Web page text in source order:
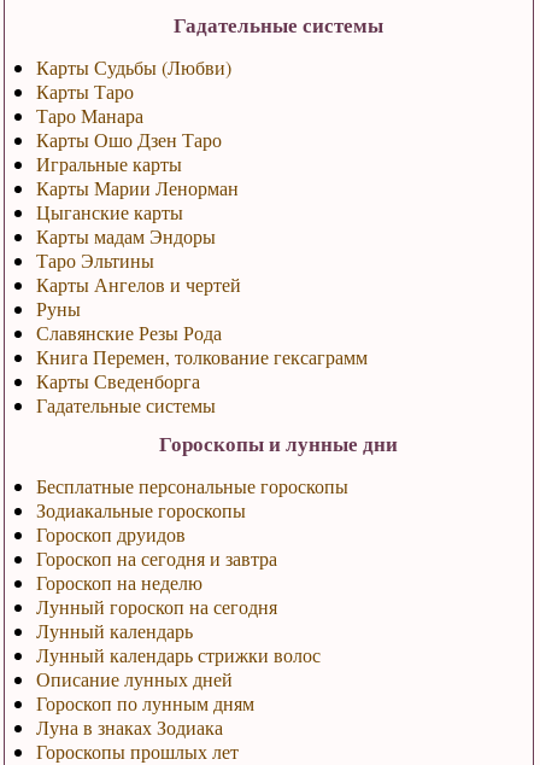
Гадательные системы
Карты Судьбы (Любви)
Карты Таро
Таро Манара
Карты Ошо Дзен Таро
Игральные карты
Карты Марии Ленорман
Цыганские карты
Карты мадам Эндоры
Таро Эльтины
Карты Ангелов и чертей
Руны
Славянские Резы Рода
Книга Перемен, толкование гексаграмм
Карты Сведенборга
Гадательные системы
Гороскопы и лунные дни
Бесплатные персональные гороскопы
Зодиакальные гороскопы
Гороскоп друидов
Гороскоп на сегодня и завтра
Гороскоп на неделю
Лунный гороскоп на сегодня
Лунный календарь
Лунный календарь стрижки волос
Описание лунных дней
Гороскоп по лунным дням
Луна в знаках Зодиака
Гороскопы прошлых лет